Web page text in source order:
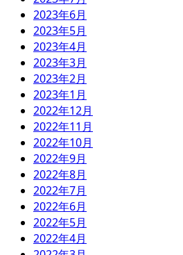
2023年6月
2023年5月
2023年4月
2023年3月
2023年2月
2023年1月
2022年12月
2022年11月
2022年10月
2022年9月
2022年8月
2022年7月
2022年6月
2022年5月
2022年4月